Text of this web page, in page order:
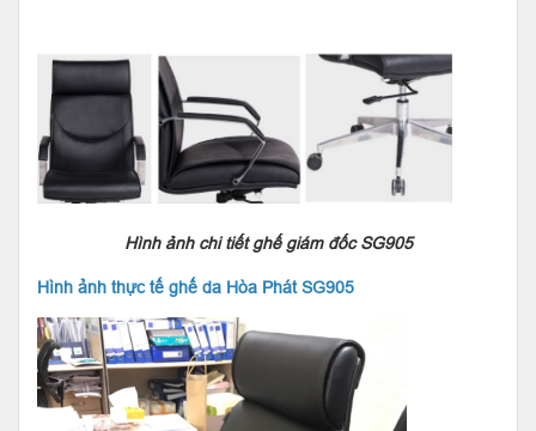
Hình ảnh chi tiết ghế giám đốc SG905
Hình ảnh thực tế ghế da Hòa Phát SG905